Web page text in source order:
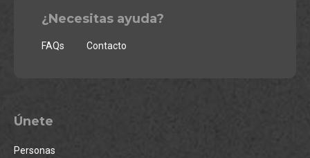
¿Necesitas ayuda?
FAQs Contacto
Únete
Personas